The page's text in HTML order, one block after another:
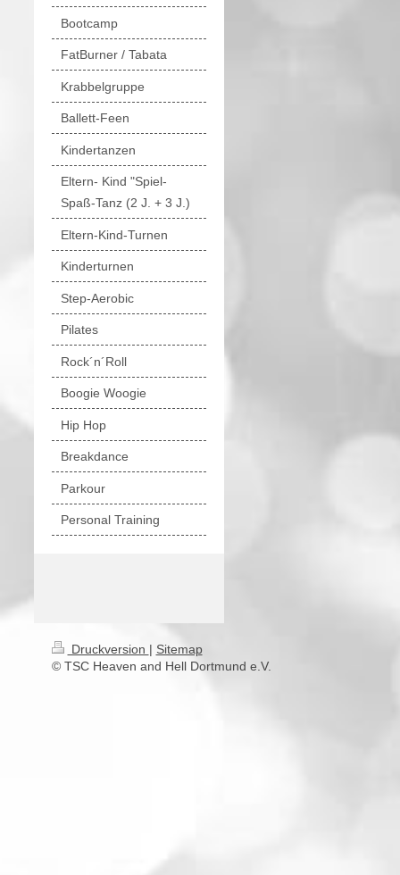
Bootcamp
FatBurner / Tabata
Krabbelgruppe
Ballett-Feen
Kindertanzen
Eltern- Kind "Spiel-
Spaß-Tanz (2 J. + 3 J.)
Eltern-Kind-Turnen
Kinderturnen
Step-Aerobic
Pilates
Rock´n´Roll
Boogie Woogie
Hip Hop
Breakdance
Parkour
Personal Training
Druckversion | Sitemap
© TSC Heaven and Hell Dortmund e.V.